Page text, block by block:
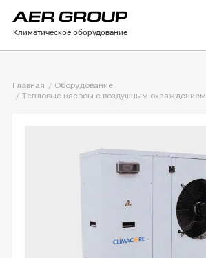
Климатическое оборудование
Главная
Оборудование
Тепловые насосы с воздушным охлаждением